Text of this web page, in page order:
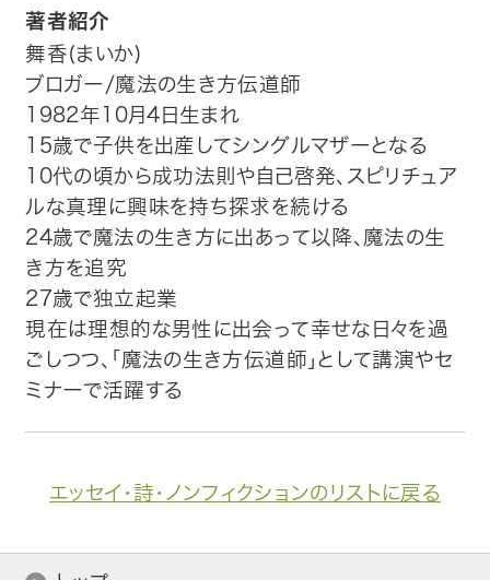
著者紹介
舞香(まいか)
ブロガー/魔法の生き方伝道師
1982年10月4日生まれ
15歳で子供を出産してシングルマザーとなる
10代の頃から成功法則や自己啓発、スピリチュア
ルな真理に興味を持ち探求を続ける
24歳で魔法の生き方に出あって以降、魔法の生
き方を追究
27歳で独立起業
現在は理想的な男性に出会って幸せな日々を過
ごしつつ、「魔法の生き方伝道師」として講演やセ
ミナーで活躍する
エッセイ・詩・ノンフィクションのリストに戻る